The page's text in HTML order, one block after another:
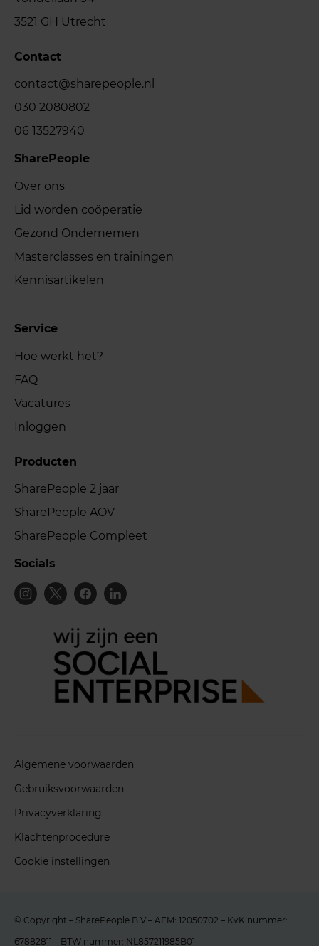
3521 GH Utrecht
Contact
contact@sharepeople.nl
030 2080802
06 13527940
SharePeople
Over ons
Lid worden coöperatie
Gezond Ondernemen
Masterclasses en trainingen
Kennisartikelen
Service
Hoe werkt het?
FAQ
Vacatures
Inloggen
Producten
SharePeople 2 jaar
SharePeople AOV
SharePeople Compleet
Socials
Algemene voorwaarden
Gebruiksvoorwaarden
Privacyverklaring
Klachtenprocedure
Cookie instellingen
© Copyright – SharePeople B.V – AFM: 12050702 – KvK nummer:
67882811 – BTW nummer: NL857211985B01